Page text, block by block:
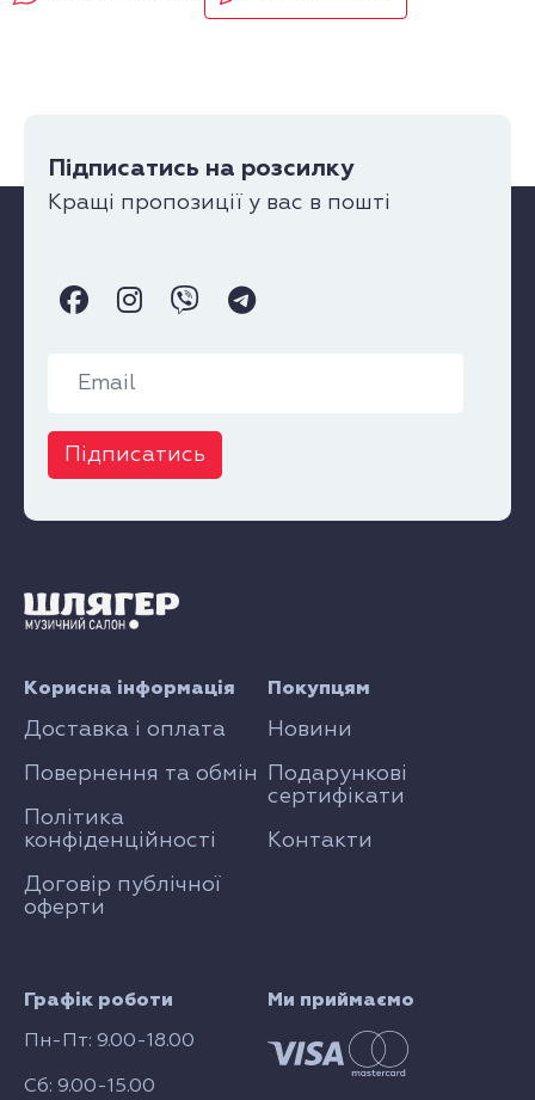
Підписатись на розсилку
Кращі пропозиції у вас в пошті
Підписатись
Графік роботи
Пн-Пт: 9.00-18.00
Сб: 9.00-15.00
Покупцям
Новини
Подарункові
сертифікати
Контакти
Корисна інформація
Доставка і оплата
Повернення та обмін
Політика
конфіденційності
Договір публічної
оферти
Ми приймаємо